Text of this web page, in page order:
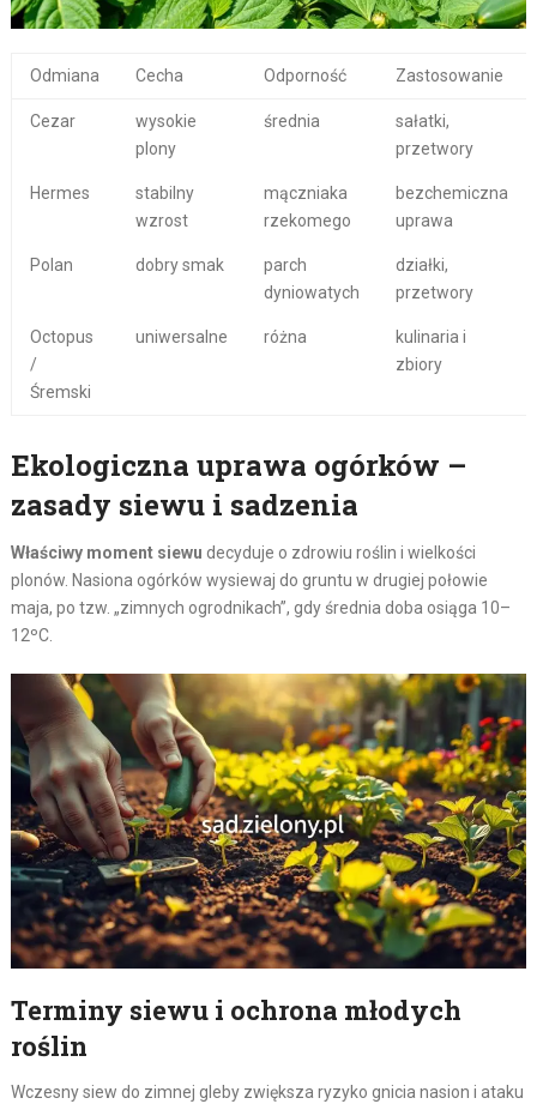
Odmiana Cecha Odporność Zastosowanie
Cezar
wysokie
plony
średnia
sałatki,
przetwory
Hermes
stabilny
wzrost
mączniaka
rzekomego
bezchemiczna
uprawa
Polan dobry smak
parch
dyniowatych
działki,
przetwory
Octopus
/
Śremski
uniwersalne różna
kulinaria i
zbiory
Ekologiczna uprawa ogórków –
zasady siewu i sadzenia
Właściwy moment siewu decyduje o zdrowiu roślin i wielkości
plonów. Nasiona ogórków wysiewaj do gruntu w drugiej połowie
maja, po tzw. „zimnych ogrodnikach”, gdy średnia doba osiąga 10–
12ºC.
Terminy siewu i ochrona młodych
roślin
Wczesny siew do zimnej gleby zwiększa ryzyko gnicia nasion i ataku